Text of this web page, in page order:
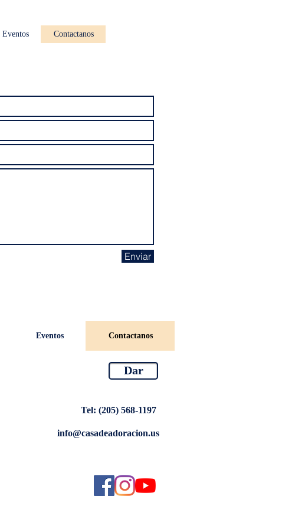
Eventos Contactanos
Enviar
Eventos Contactanos
Dar
Tel: ‭(205) 568-1197‬
info@casadeadoracion.us